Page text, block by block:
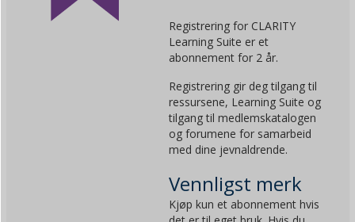
Registrering for CLARITY
Learning Suite er et
abonnement for 2 år.
Registrering gir deg tilgang til
ressursene, Learning Suite og
tilgang til medlemskatalogen
og forumene for samarbeid
med dine jevnaldrende.
Vennligst merk
Kjøp kun et abonnement hvis